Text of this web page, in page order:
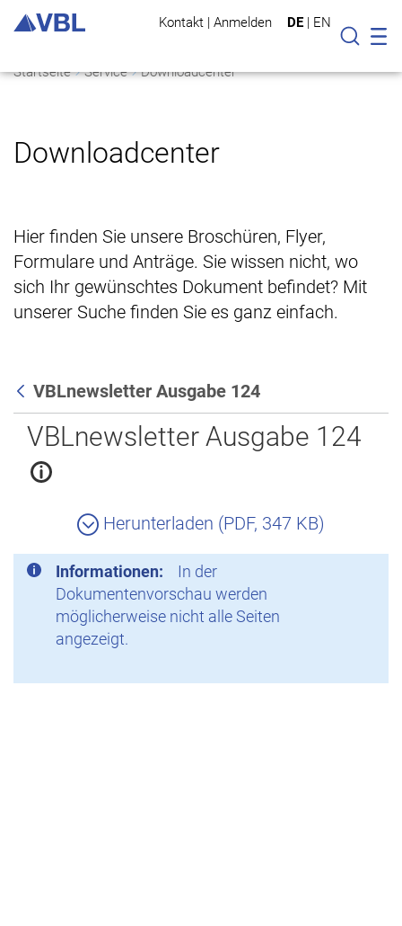
Kontakt | Anmelden DE | EN
Suche
Startseite Service Downloadcenter
Downloadcenter
Hier finden Sie unsere Broschüren, Flyer,
Formulare und Anträge. Sie wissen nicht, wo
sich Ihr gewünschtes Dokument befindet? Mit
unserer Suche finden Sie es ganz einfach.
Zurück
VBLnewsletter Ausgabe 124
VBLnewsletter Ausgabe 124
Herunterladen (PDF, 347 KB)
Informationen:
In der
Dokumentenvorschau werden
möglicherweise nicht alle Seiten
angezeigt.